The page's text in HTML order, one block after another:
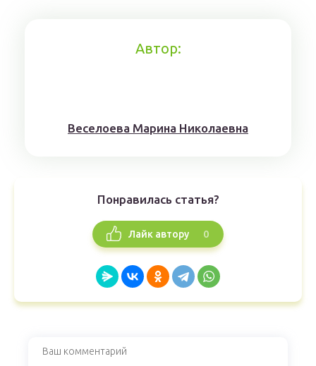
Автор:
Веселоева Марина Николаевна
Понравилась статья?
Лайк автору 0